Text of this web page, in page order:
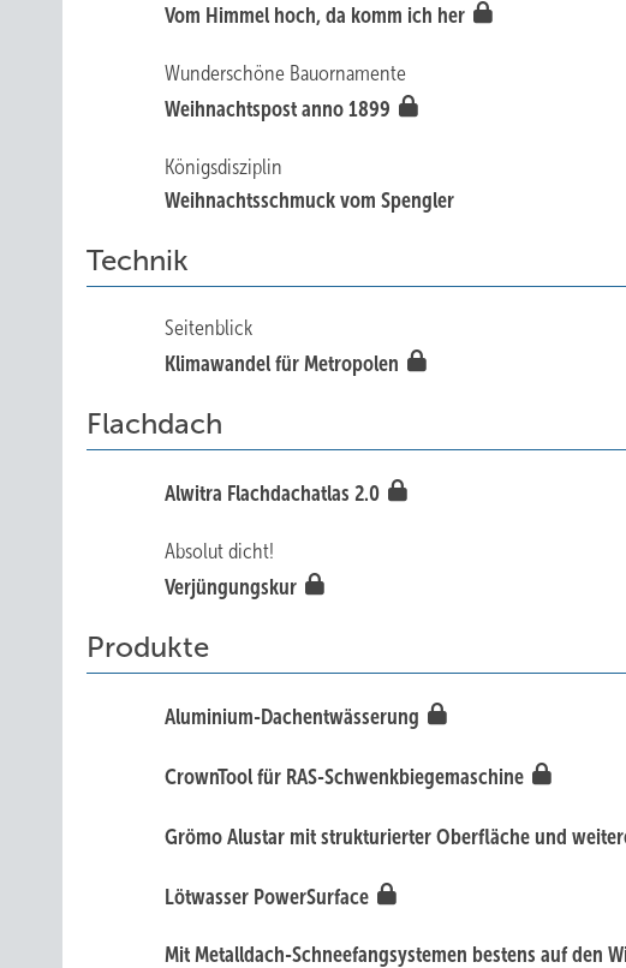
Vom Himmel hoch, da komm ich her
Wunderschöne Bauornamente
Weihnachtspost anno 1899
Königsdisziplin
Weihnachtsschmuck vom Spengler
Technik
Seitenblick
Klimawandel für Metropolen
Flachdach
Alwitra Flach­dachatlas 2.0
Absolut dicht!
Verjüngungskur
Produkte
Aluminium-Dachentwässerung
CrownTool für RAS-Schwenkbiegemaschine
Grömo Alu star mit strukturierter Oberfläche und
Lötwasser PowerSurface
Mit Metalldach-Schneefangsystemen bestens auf den